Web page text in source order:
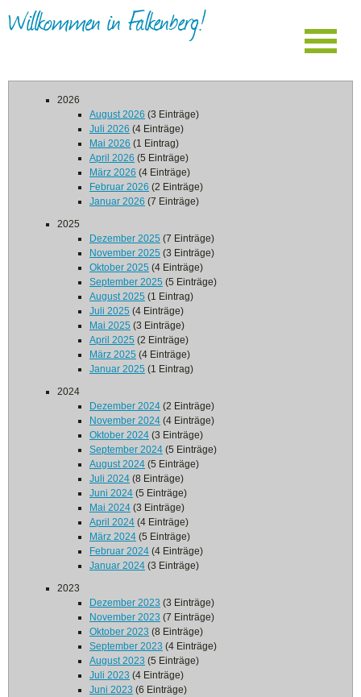
Willkommen in Falkenberg!
2026
August 2026 (3 Einträge)
Juli 2026 (4 Einträge)
Mai 2026 (1 Eintrag)
April 2026 (5 Einträge)
März 2026 (4 Einträge)
Februar 2026 (2 Einträge)
Januar 2026 (7 Einträge)
2025
Dezember 2025 (7 Einträge)
November 2025 (3 Einträge)
Oktober 2025 (4 Einträge)
September 2025 (5 Einträge)
August 2025 (1 Eintrag)
Juli 2025 (4 Einträge)
Mai 2025 (3 Einträge)
April 2025 (2 Einträge)
März 2025 (4 Einträge)
Januar 2025 (1 Eintrag)
2024
Dezember 2024 (2 Einträge)
November 2024 (4 Einträge)
Oktober 2024 (3 Einträge)
September 2024 (5 Einträge)
August 2024 (5 Einträge)
Juli 2024 (8 Einträge)
Juni 2024 (5 Einträge)
Mai 2024 (3 Einträge)
April 2024 (4 Einträge)
März 2024 (5 Einträge)
Februar 2024 (4 Einträge)
Januar 2024 (3 Einträge)
2023
Dezember 2023 (3 Einträge)
November 2023 (7 Einträge)
Oktober 2023 (8 Einträge)
September 2023 (4 Einträge)
August 2023 (5 Einträge)
Juli 2023 (4 Einträge)
Juni 2023 (6 Einträge)